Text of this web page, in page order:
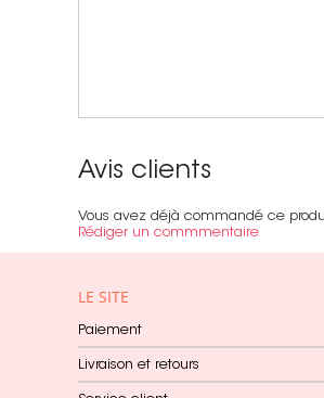
Avis clients
Vous avez déjà commandé ce
Rédiger un commmentaire
LE SITE
Paiement
Livraison et retours